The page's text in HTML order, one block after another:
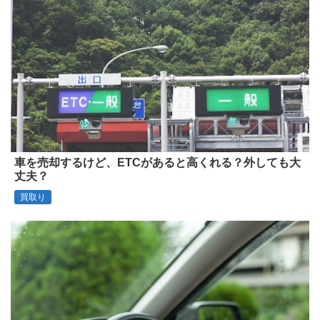
車を売却するけど、ETCがあると高くれる？外しても大
丈夫？
買取り